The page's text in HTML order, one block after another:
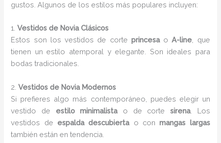
gustos. Algunos de los estilos más populares incluyen:
1.Vestidos de Novia Clásicos
Estos son los vestidos de corte princesaoA-line, que
tienen un estilo atemporal y elegante. Son ideales para
bodas tradicionales.
2.Vestidos de Novia Modernos
Si prefieres algo más contemporáneo, puedes elegir un
vestido de estilo minimalistao de corte sirena. Los
vestidos de espalda descubiertao conmangas largas
también están en tendencia.